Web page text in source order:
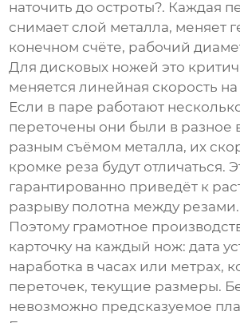
наточить до остроты?. Каждая
снимает слой металла, меняет
конечном счёте, рабочий
Для дисковых ножей это
меняется линейная скорость
Если в паре работают
переточены они были в разное
разным съёмом металла, их
кромке реза будут отличаться.
гарантированно приведёт к
разрыву полотна между резами.
Поэтому грамотное
карточку на каждый нож: дата
наработка в часах или метрах,
переточек, текущие размеры.
невозможно предсказуемое